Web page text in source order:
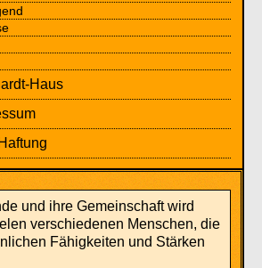
Haus
und ihre Gemeinschaft wird
verschiedenen Menschen, die
Fähigkeiten und Stärken